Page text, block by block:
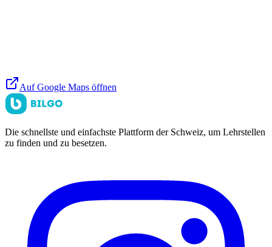
Auf Google Maps öffnen
Die schnellste und einfachste Plattform der Schweiz, um Lehrstellen
zu finden und zu besetzen.